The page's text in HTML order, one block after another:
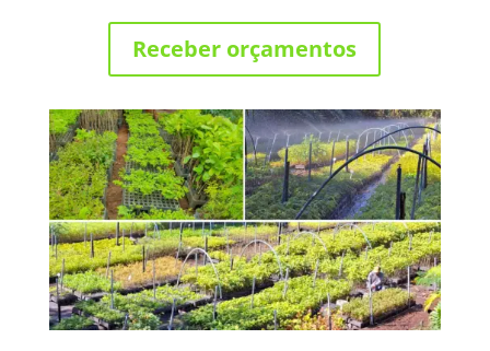
Receber orçamentos